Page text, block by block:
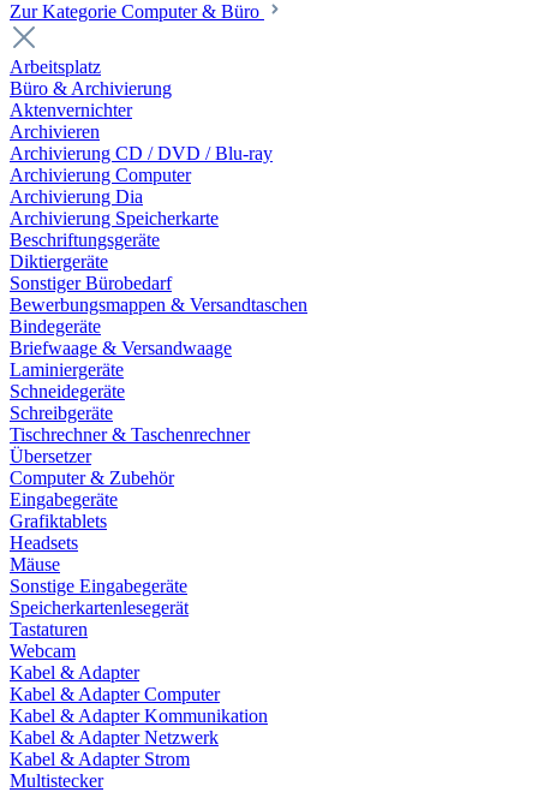
Zur Kategorie Computer & Büro
Arbeitsplatz
Büro & Archivierung
Aktenvernichter
Archivieren
Archivierung CD / DVD / Blu-ray
Archivierung Computer
Archivierung Dia
Archivierung Speicherkarte
Beschriftungsgeräte
Diktiergeräte
Sonstiger Bürobedarf
Bewerbungsmappen & Versandtaschen
Bindegeräte
Briefwaage & Versandwaage
Laminiergeräte
Schneidegeräte
Schreibgeräte
Tischrechner & Taschenrechner
Übersetzer
Computer & Zubehör
Eingabegeräte
Grafiktablets
Headsets
Mäuse
Sonstige Eingabegeräte
Speicherkartenlesegerät
Tastaturen
Webcam
Kabel & Adapter
Kabel & Adapter Computer
Kabel & Adapter Kommunikation
Kabel & Adapter Netzwerk
Kabel & Adapter Strom
Multistecker